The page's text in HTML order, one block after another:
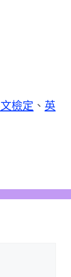
檢定 、 英